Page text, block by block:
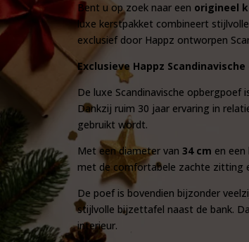
Bent u op zoek naar een origineel
luxe kerstpakket combineert
exclusief door Happz ontworpen
Exclusieve Happz
De luxe Scandinavische
Dankzij ruim 30 jaar ervaring in
gebruikt wordt.
Met een diameter van 34 cm en
met de comfortabele zachte zitting
De poef is bovendien bijzonder
stijlvolle bijzettafel naast de bank.
interieur.